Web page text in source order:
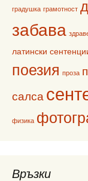
градушка грамотност
забава
латински
поезия проза
салса
физика
Връзки